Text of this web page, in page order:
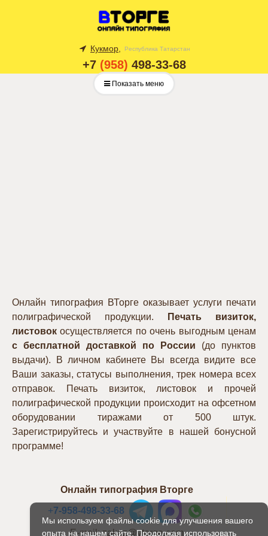
Кукмор, Республика Татарстан
+7 (958) 498-33-68
Показать меню
Мы используем файлы cookie для улучшения вашего
опыта на нашем сайте. Продолжая использовать
Онлайн типография ВТорге оказывает услуги печати
полиграфической продукции.
Печать визиток,
листовок осуществляется по очень выгодным ценам
с бесплатной доставкой по России (до пунктов
выдачи). В личном кабинете Вы всегда видите все
Ваши заказы, статусы выполнения, трек номера всех
отправок. Печать визиток, листовок и прочей
полиграфической продукции происходит на офсетном
оборудовании тиражами от 500 штук.
Зарегистрируйтесь и участвуйте в нашей бонусной
программе!
Онлайн типография Вторге
+7-958-498-33-68
E-mail: zakaz@vtorge.com